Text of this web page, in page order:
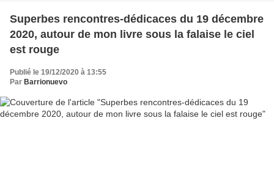
Superbes rencontres-dédicaces du 19 décembre
2020, autour de mon livre sous la falaise le ciel
est rouge
Publié le 19/12/2020 à 13:55
Par Barrionuevo